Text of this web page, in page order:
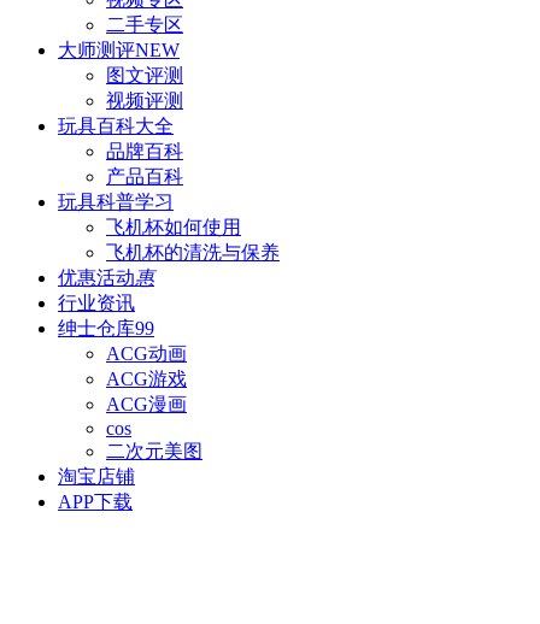
二手专区
大师测评NEW
图文评测
视频评测
玩具百科大全
品牌百科
产品百科
玩具科普学习
飞机杯如何使用
飞机杯的清洗与保养
优惠活动惠
行业资讯
绅士仓库99
ACG动画
ACG游戏
ACG漫画
cos
二次元美图
淘宝店铺
APP下载